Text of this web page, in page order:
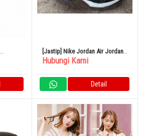
[Jastip] Nike Jordan Air Jordan
37 Low PF
Hubungi Kami
Detail